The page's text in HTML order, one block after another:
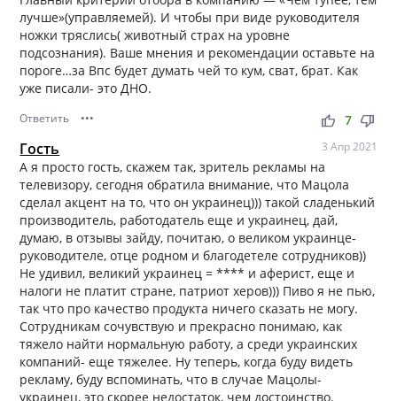
лучше»(управляемей). И чтобы при виде руководителя
ножки тряслись( животный страх на уровне
подсознания). Ваше мнения и рекомендации оставьте на
пороге…за Впс будет думать чей то кум, сват, брат. Как
уже писали- это ДНО.
Ответить ••• thumb_up thumb_down
7
Гость 3 Апр 2021
А я просто гость, скажем так, зритель рекламы на
телевизору, сегодня обратила внимание, что Мацола
сделал акцент на то, что он украинец))) такой сладенький
производитель, работодатель еще и украинец, дай,
думаю, в отзывы зайду, почитаю, о великом украинце-
руководителе, отце родном и благодетеле сотрудников))
Не удивил, великий украинец = **** и аферист, еще и
налоги не платит стране, патриот херов))) Пиво я не пью,
так что про качество продукта ничего сказать не могу.
Сотрудникам сочувствую и прекрасно понимаю, как
тяжело найти нормальную работу, а среди украинских
компаний- еще тяжелее. Ну теперь, когда буду видеть
рекламу, буду вспоминать, что в случае Мацолы-
украинец, это скорее недостаток, чем достоинство.